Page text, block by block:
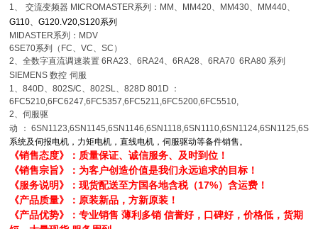
1、 交流变频器 MICROMASTER系列： MM 、 MM420、 MM430、 MM440、
G110、G120.V20,S120系列
MIDASTER系列： MDV
6SE70系列（ FC、VC、SC ）
2、全数字直流调速装置 6RA23、6RA24、6RA28、6RA70 6RA80 系列
SIEMENS数控 伺服
1、840D、802S/C、802SL、828D 801D
：
6FC5210,6FC6247,6FC5357,6FC5211,6FC5200,6FC5510,
2、伺服驱
动
：
系统及伺报电机，力矩电机，直线电机，伺服驱动等备件销售。
《销售态度》：质量保证、诚信服务、及时到位！
《销售宗旨》：为客户创造价值是我们永远追求的目标！
《服务说明》：现货配送至方国各地含税（17%）含运费！
《产品质量》：原装新品，方新原装！
《产品优势》：专业销售 薄利多销 信誉好，口碑好，价格低，货期